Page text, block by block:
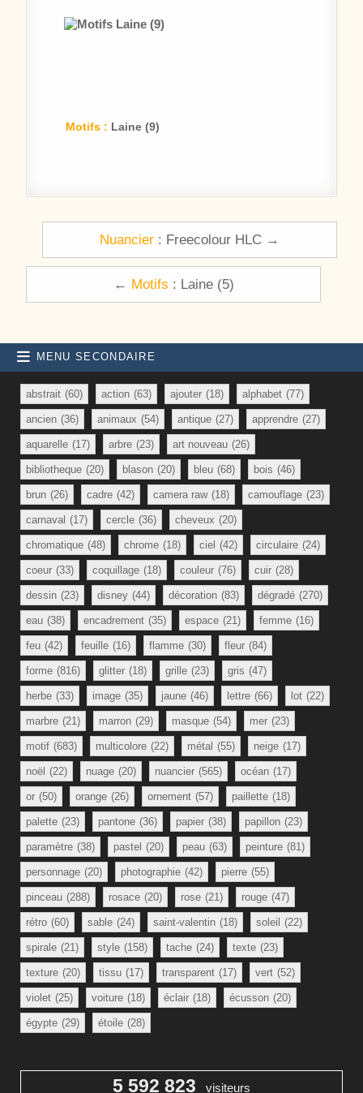
Motifs : Laine (9)
Navigation de l’article
Nuancier : Freecolour HLC →
← Motifs : Laine (5)
MENU SECONDAIRE
abstrait (60) action (63) ajouter (18) alphabet (77)
ancien (36) animaux (54) antique (27) apprendre (27)
aquarelle (17) arbre (23) art nouveau (26)
bibliotheque (20) blason (20) bleu (68) bois (46)
brun (26) cadre (42) camera raw (18) camouflage (23)
carnaval (17) cercle (36) cheveux (20)
chromatique (48) chrome (18) ciel (42) circulaire (24)
coeur (33) coquillage (18) couleur (76) cuir (28)
dessin (23) disney (44) décoration (83) dégradé (270)
eau (38) encadrement (35) espace (21) femme (16)
feu (42) feuille (16) flamme (30) fleur (84)
forme (816) glitter (18) grille (23) gris (47)
herbe (33) image (35) jaune (46) lettre (66) lot (22)
marbre (21) marron (29) masque (54) mer (23)
motif (683) multicolore (22) métal (55) neige (17)
noël (22) nuage (20) nuancier (565) océan (17)
or (50) orange (26) ornement (57) paillette (18)
palette (23) pantone (36) papier (38) papillon (23)
paramètre (38) pastel (20) peau (63) peinture (81)
personnage (20) photographie (42) pierre (55)
pinceau (288) rosace (20) rose (21) rouge (47)
rétro (60) sable (24) saint-valentin (18) soleil (22)
spirale (21) style (158) tache (24) texte (23)
texture (20) tissu (17) transparent (17) vert (52)
violet (25) voiture (18) éclair (18) écusson (20)
égypte (29) étoile (28)
5 592 823 visiteurs